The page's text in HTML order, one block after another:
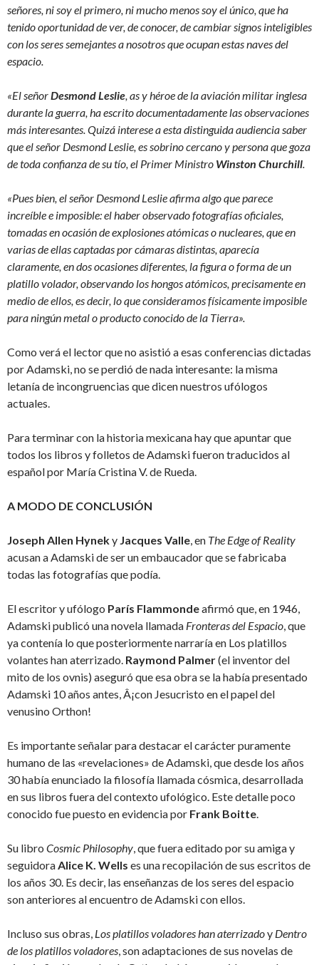
señores, ni soy el primero, ni mucho menos soy el único, que ha
tenido oportunidad de ver, de conocer, de cambiar signos inteligibles
con los seres semejantes a nosotros que ocupan estas naves del
espacio.
«El señorDesmond Leslie, as y héroe de la aviación militar inglesa
durante la guerra, ha escrito documentadamente las observaciones
más interesantes. Quizá interese a esta distinguida audiencia saber
que el señor Desmond Leslie, es sobrino cercano y persona que goza
de toda confianza de su tío, el Primer Ministro Winston Churchill.
«Pues bien, el señor Desmond Leslie afirma algo que parece
increíble e imposible: el haber observado fotografías oficiales,
tomadas en ocasión de explosiones atómicas o nucleares, que en
varias de ellas captadas por cámaras distintas, aparecía
claramente, en dos ocasiones diferentes, la figura o forma de un
platillo volador, observando los hongos atómicos, precisamente en
medio de ellos, es decir, lo que consideramos físicamente imposible
para ningún metal o producto conocido de la Tierra».
Como verá el lector que no asistió a esas conferencias dictadas
por Adamski, no se perdió de nada interesante: la misma
letanía de incongruencias que dicen nuestros ufólogos
actuales.
Para terminar con la historia mexicana hay que apuntar que
todos los libros y folletos de Adamski fueron traducidos al
español por María Cristina V. de Rueda.
A MODO DE CONCLUSIÓN
Joseph Allen Hyneky Jacques Valle, en The Edge of Reality
acusan a Adamski de ser un embaucador que se fabricaba
todas las fotografías que podía.
El escritor y ufólogo París Flammondeafirmó que, en 1946,
Adamski publicó una novela llamada Fronteras del Espacio, que
ya contenía lo que posteriormente narraría en Los platillos
volantes han aterrizado. Raymond Palmer(el inventor del
mito de los ovnis) aseguró que esa obra se la había presentado
Adamski 10 años antes, Â¡con Jesucristo en el papel del
venusino Orthon!
Es importante señalar para destacar el carácter puramente
humano de las «revelaciones» de Adamski, que desde los años
30 había enunciado la filosofía llamada cósmica, desarrollada
en sus libros fuera del contexto ufológico. Este detalle poco
conocido fue puesto en evidencia por Frank Boitte.
Su libro Cosmic Philosophy, que fuera editado por su amiga y
seguidoraAlice K. Wells es una recopilación de sus escritos de
los años 30. Es decir, las enseñanzas de los seres del espacio
son anteriores al encuentro de Adamski con ellos.
Incluso sus obras, Los platillos voladores han aterrizadoy Dentro
de los platillos voladores, son adaptaciones de sus novelas de